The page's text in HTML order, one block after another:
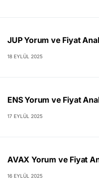
JUP Yorum ve Fiyat
18 EYLÜL 2025
ENS Yorum ve Fiyat
17 EYLÜL 2025
AVAX Yorum ve Fiyat
16 EYLÜL 2025